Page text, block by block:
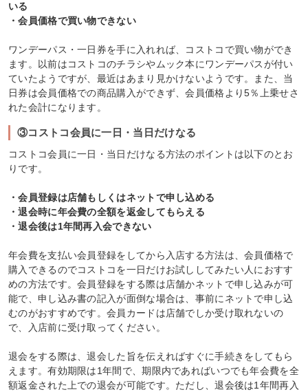
いる
・会員価格で買い物できない
ワンデーパス・一日券を手に入れれば、コストコで買い物ができ
ます。以前はコストコのチラシやムック本にワンデーパスが付い
ていたようですが、最近はあまり見かけないようです。また、当
日券は会員価格での商品購入ができず、会員価格より5％上乗せさ
れた会計になります。
③コストコ会員に一日・当日だけなる
コストコ会員に一日・当日だけなる方法のポイントは以下のとお
りです。
・会員登録は店舗もしくはネットで申し込める
・退会時に年会費の全額を返金してもらえる
・退会後は1年間再入会できない
年会費を支払い会員登録をしてから入店する方法は、会員価格で
購入できるのでコストコを一日だけお試ししてみたい人におすす
めの方法です。会員登録をする際は店舗かネットで申し込みが可
能で、申し込み書の記入が面倒な場合は、事前にネットで申し込
むのがおすすめです。会員カードは店舗でしか受け取れないの
で、入店前に受け取ってください。
退会をする際は、退会した旨を伝えればすぐに手続きをしてもら
えます。有効期限は1年間で、期限内であればいつでも年会費を全
額返金された上での退会が可能です。ただし、退会後は1年間再入